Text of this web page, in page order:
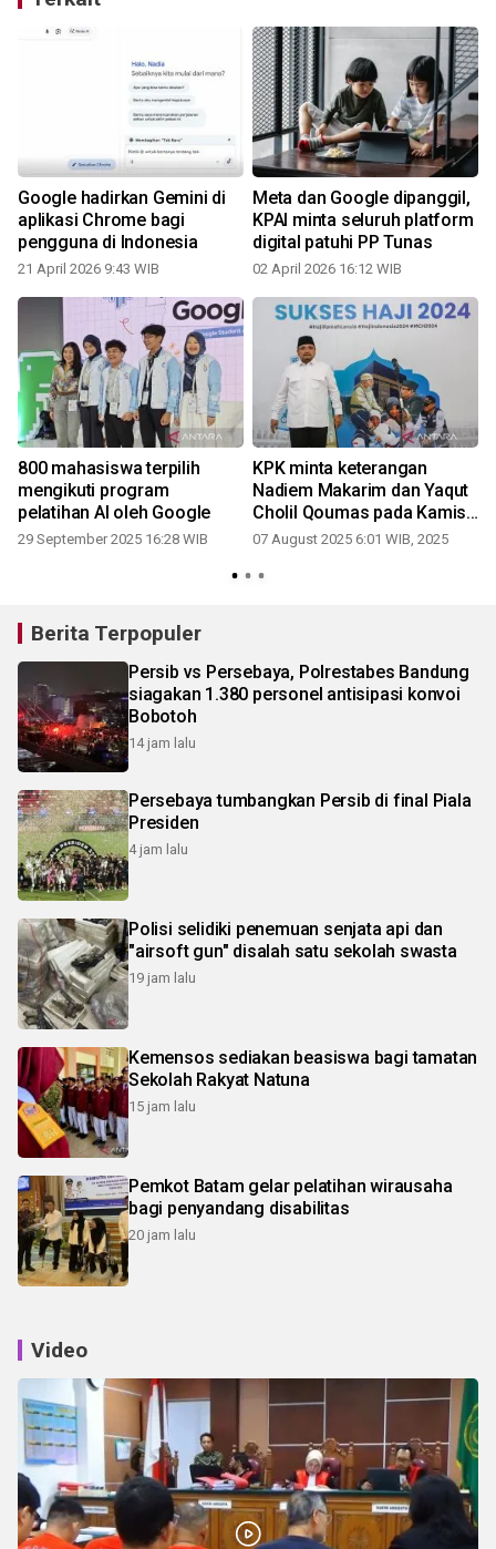
Google hadirkan Gemini di
aplikasi Chrome bagi
pengguna di Indonesia
21 April 2026 9:43 WIB
Meta dan Google dipanggil,
KPAI minta seluruh platform
digital patuhi PP Tunas
02 April 2026 16:12 WIB
800 mahasiswa terpilih
mengikuti program
pelatihan AI oleh Google
29 September 2025 16:28 WIB
KPK minta keterangan
Nadiem Makarim dan Yaqut
Cholil Qoumas pada Kamis
ini
07 August 2025 6:01 WIB, 2025
Berita Terpopuler
Persib vs Persebaya, Polrestabes Bandung
siagakan 1.380 personel antisipasi konvoi
Bobotoh
14 jam lalu
Persebaya tumbangkan Persib di final Piala
Presiden
4 jam lalu
Polisi selidiki penemuan senjata api dan
"airsoft gun" disalah satu sekolah swasta
19 jam lalu
Kemensos sediakan beasiswa bagi tamatan
Sekolah Rakyat Natuna
15 jam lalu
Pemkot Batam gelar pelatihan wirausaha
bagi penyandang disabilitas
20 jam lalu
Video